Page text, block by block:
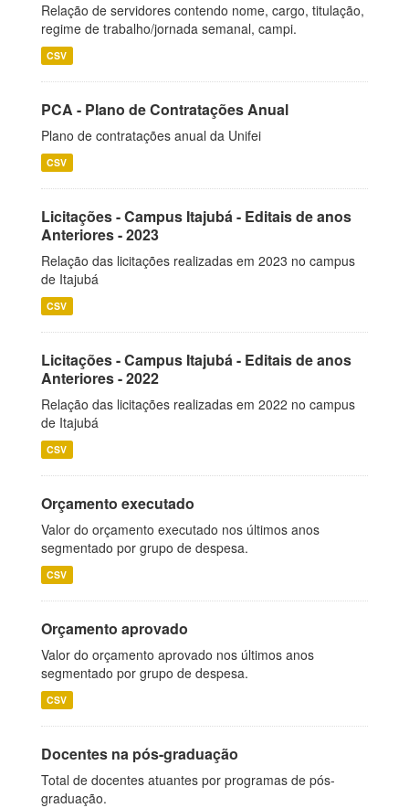
Relação de servidores contendo nome, cargo, titulação,
regime de trabalho/jornada semanal, campi.
CSV
PCA - Plano de Contratações Anual
Plano de contratações anual da Unifei
CSV
Licitações - Campus Itajubá - Editais de anos
Anteriores - 2023
Relação das licitações realizadas em 2023 no campus
de Itajubá
CSV
Licitações - Campus Itajubá - Editais de anos
Anteriores - 2022
Relação das licitações realizadas em 2022 no campus
de Itajubá
CSV
Orçamento executado
Valor do orçamento executado nos últimos anos
segmentado por grupo de despesa.
CSV
Orçamento aprovado
Valor do orçamento aprovado nos últimos anos
segmentado por grupo de despesa.
CSV
Docentes na pós-graduação
Total de docentes atuantes por programas de pós-
graduação.